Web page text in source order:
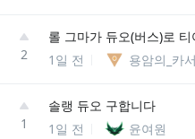
2
롤 그마가 듀오(버스)로
1일 전
용암의_카
1
솔랭 듀오 구합니다
1일 전
윤여원